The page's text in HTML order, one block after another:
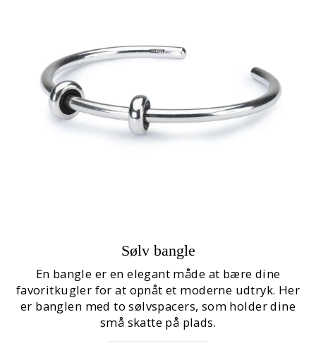
Sølv bangle
En bangle er en elegant måde at bære dine
favoritkugler for at opnåt et moderne udtryk. Her
er banglen med to sølvspacers, som holder dine
små skatte på plads.